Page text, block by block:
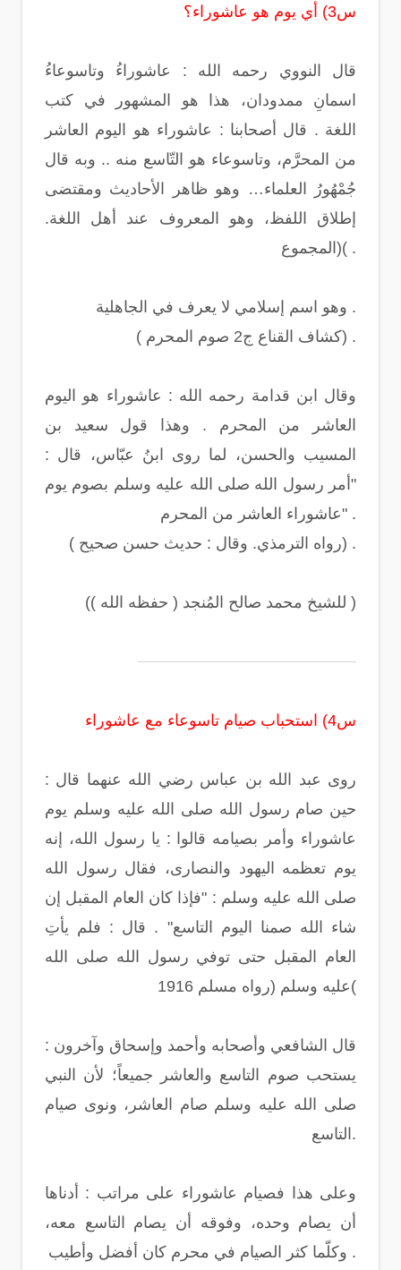
س3) أي يوم هو عاشوراء؟
قال النووي رحمه الله : عاشوراءُ وتاسوعاءُ
اسمانِ ممدودان، هذا هو المشهور في كتب
اللغة . قال أصحابنا : عاشوراء هو اليوم العاشر
من المحرَّم، وتاسوعاء هو التّاسع منه .. وبه قال
جُمْهُورُ العلماء… وهو ظاهر الأحاديث ومقتضى
إطلاق اللفظ، وهو المعروف عند أهل اللغة.
(المجموع( .
وهو اسم إسلامي لا يعرف في الجاهلية .
( كشاف القناع ج2 صوم المحرم) .
وقال ابن قدامة رحمه الله : عاشوراء هو اليوم
العاشر من المحرم . وهذا قول سعيد بن
المسيب والحسن، لما روى ابنُ عبّاس، قال :
"أمر رسول الله صلى الله عليه وسلم بصوم يوم
عاشوراء العاشر من المحرم" .
( رواه الترمذي. وقال : حديث حسن صحيح) .
(للشيخ محمد صالح المُنجد ( حفظه الله ) )
س4) استحباب صيام تاسوعاء مع عاشوراء
روى عبد الله بن عباس رضي الله عنهما قال :
حين صام رسول الله صلى الله عليه وسلم يوم
عاشوراء وأمر بصيامه قالوا : يا رسول الله، إنه
يوم تعظمه اليهود والنصارى، فقال رسول الله
صلى الله عليه وسلم : "فإذا كان العام المقبل إن
شاء الله صمنا اليوم التاسع" . قال : فلم يأتِ
العام المقبل حتى توفي رسول الله صلى الله
عليه وسلم (رواه مسلم 1916(
قال الشافعي وأصحابه وأحمد وإسحاق وآخرون :
يستحب صوم التاسع والعاشر جميعاً؛ لأن النبي
صلى الله عليه وسلم صام العاشر، ونوى صيام
التاسع.
وعلى هذا فصيام عاشوراء على مراتب : أدناها
أن يصام وحده، وفوقه أن يصام التاسع معه،
وكلّما كثر الصيام في محرم كان أفضل وأطيب .